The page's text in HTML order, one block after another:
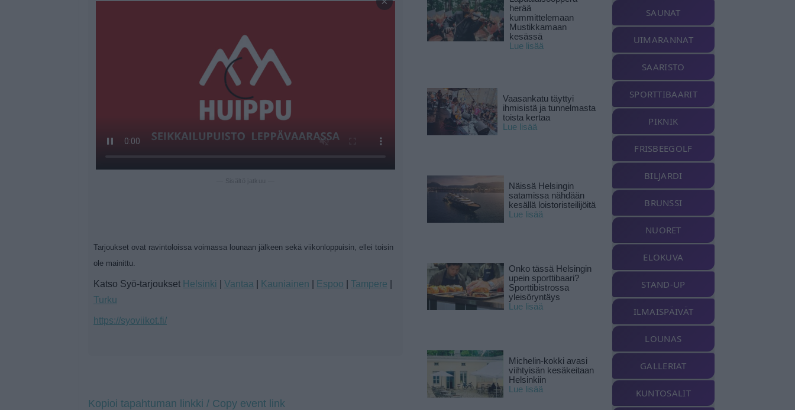
Tarjoukset ovat ravintoloissa voimassa lounaan jälkeen sekä viikonloppuisin, ellei toisin
ole mainittu.
Katso Syö-tarjoukset Helsinki | Vantaa | Kauniainen | Espoo | Tampere |
Turku
https://syoviikot.fi/
Kopioi tapahtuman linkki / Copy event link
herää
kummittelemaan
Mustikkamaan
kesässä
Lue lisää
Vaasankatu täyttyi
ihmisistä ja tunnelmasta
toista kertaa
Lue lisää
Näissä Helsingin
satamissa nähdään
kesällä loistoristeilijöitä
Lue lisää
Onko tässä Helsingin
upein sporttibaari?
Sporttibistrossa
yleisöryntäys
Lue lisää
Michelin-kokki avasi
viihtyisän kesäkeitaan
Helsinkiin
Lue lisää
SAUNAT
UIMARANNAT
SAARISTO
SPORTTIBAARIT
PIKNIK
FRISBEEGOLF
BILJARDI
BRUNSSI
NUORET
ELOKUVA
STAND-UP
ILMAISPÄIVÄT
LOUNAS
GALLERIAT
KUNTOSALIT